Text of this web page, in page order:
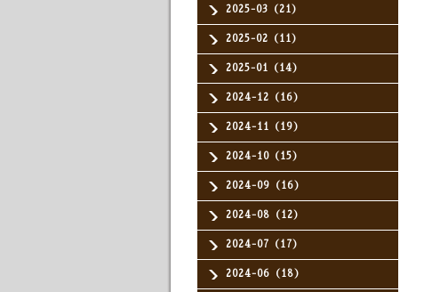
2025-03（21）
2025-02（11）
2025-01（14）
2024-12（16）
2024-11（19）
2024-10（15）
2024-09（16）
2024-08（12）
2024-07（17）
2024-06（18）